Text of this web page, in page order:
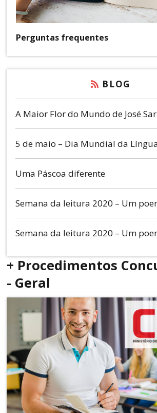
Perguntas frequentes
BLOG
A Maior Flor do Mundo de José
5 de maio – Dia Mundial da
Uma Páscoa diferente
Semana da leitura 2020 – Um
Semana da leitura 2020 – Um
+ Procedimentos
- Geral